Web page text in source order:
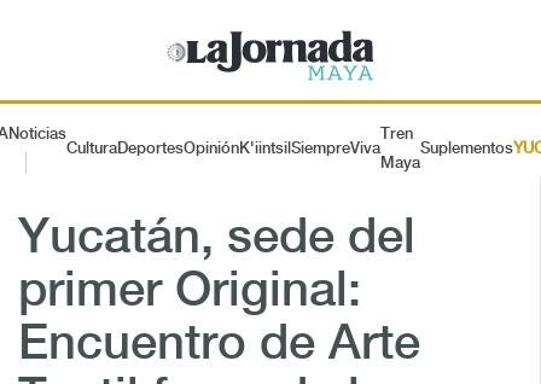
Noticias
CulturaDeportesOpiniónK'iintsil SiempreViva
Tren
Maya
Suplementos
Yucatán, sede del
primer Original:
Encuentro de Arte